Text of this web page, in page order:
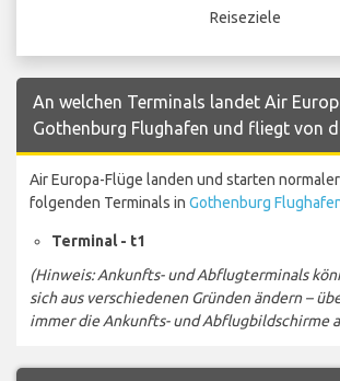
Reiseziele
An welchen Terminals landet Air
Gothenburg Flughafen und fliegt von
Air Europa-Flüge landen und starten
folgenden Terminals in Gothenburg
Terminal - t1
(Hinweis: Ankunfts- und Abflugterminals
sich aus verschiedenen Gründen ändern –
immer die Ankunfts- und Abflugbildschirme